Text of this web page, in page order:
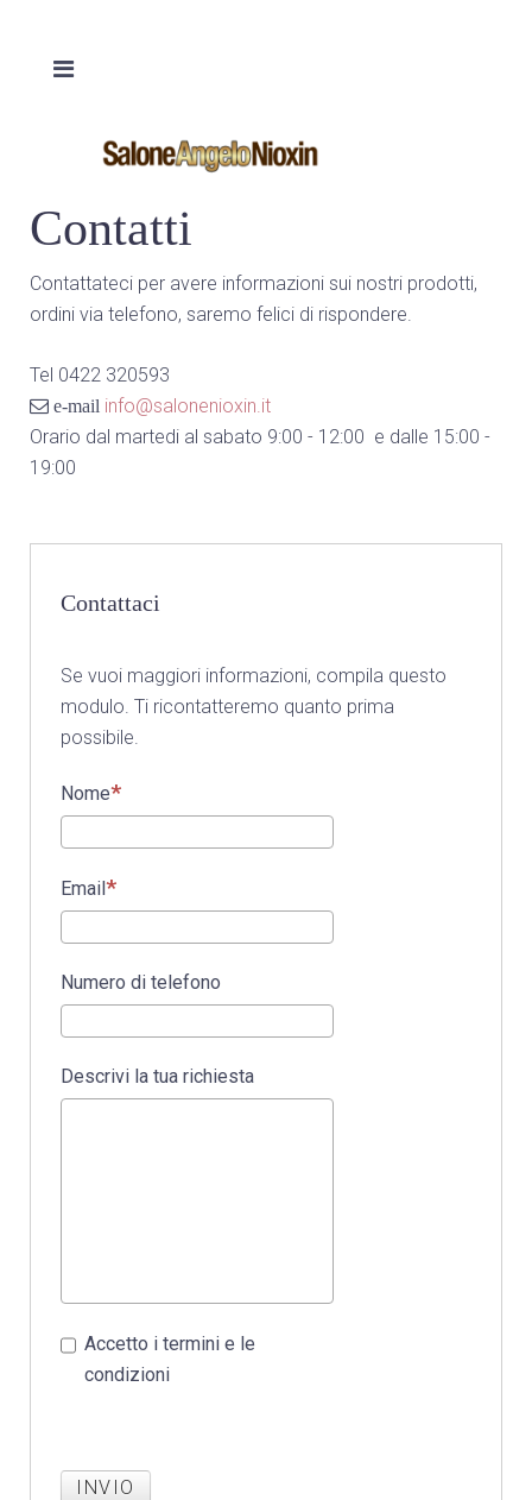
Contatti
Contattateci per avere informazioni sui nostri prodotti,
ordini via telefono, saremo felici di rispondere.
Tel 0422 320593
e-mail info@salonenioxin.it
Orario dal martedi al sabato 9:00 - 12:00 e dalle 15:00 -
19:00
Contattaci
Se vuoi maggiori informazioni, compila questo
modulo. Ti ricontatteremo quanto prima
possibile.
Nome
Email
Numero di telefono
Descrivi la tua richiesta
Accetto i termini e le
condizioni
INVIO